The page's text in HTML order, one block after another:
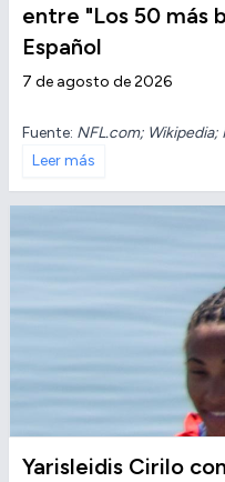
entre "Los 50 más
Español
7 de agosto de 2026
Fuente: NFL.com; Wikipedia;
Leer más
Yarisleidis Cirilo